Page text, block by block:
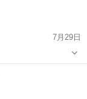
7月29日
ズドレス